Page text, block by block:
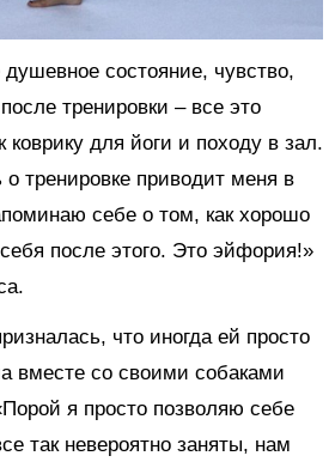
состояние, чувство,
тренировки – все это
коврику для йоги и походу в зал.
тренировке приводит меня в
себе о том, как хорошо
после этого. Это эйфория!»
что иногда ей просто
вместе со своими собаками
я просто позволяю себе
так невероятно заняты, нам